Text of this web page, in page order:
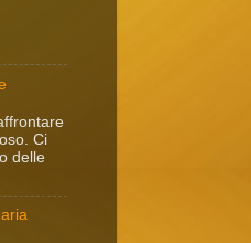
Ci
delle